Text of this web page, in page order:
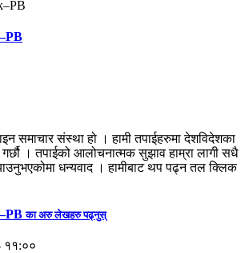
समाचार संस्था हो । हामी तपाईहरुमा देशविदेशका
। तपाईको आलोचनात्मक सुझाव हाम्रा लागी सधै
धन्यवाद । हामीबाट थप पढ्न तल क्लिक
का अरु लेखहरु पढ्नुस्
११:००